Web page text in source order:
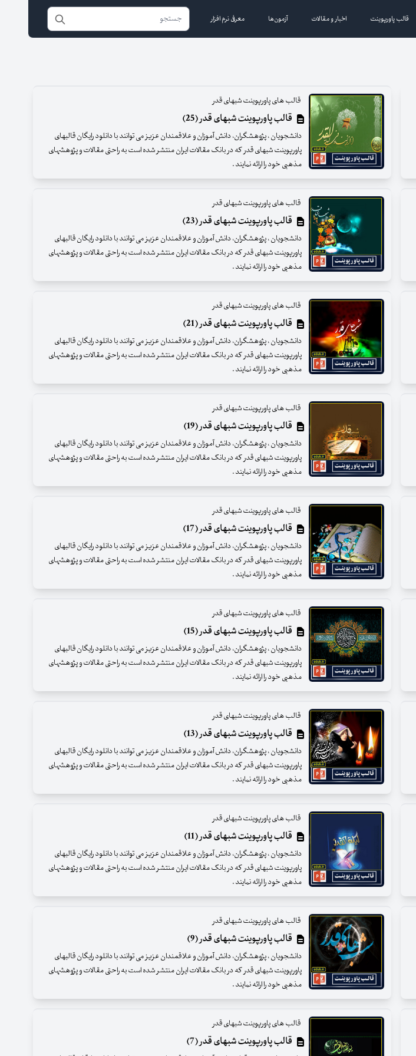
قالب پاورپوینت اخبار و مقالات آزمون‌ها معرفی نرم افزار
قالب های پاورپوینت شبهای قدر
قالب پاورپوینت شبهای قدر (25)
دانشجویان ، پژوهشگران، دانش آموزان و علاقمندان عزیز می توانند با دانلود رایگان قالبهای
پاورپوینت شبهای قدر که در بانک مقالات ایران منتشر شده است به راحتی مقالات و پژوهشهای
مذهبی خود را ارائه نمایند .
قالب های پاورپوینت شبهای قدر
قالب پاورپوینت شبهای قدر (23)
دانشجویان ، پژوهشگران، دانش آموزان و علاقمندان عزیز می توانند با دانلود رایگان قالبهای
پاورپوینت شبهای قدر که در بانک مقالات ایران منتشر شده است به راحتی مقالات و پژوهشهای
مذهبی خود را ارائه نمایند .
قالب های پاورپوینت شبهای قدر
قالب پاورپوینت شبهای قدر (21)
دانشجویان ، پژوهشگران، دانش آموزان و علاقمندان عزیز می توانند با دانلود رایگان قالبهای
پاورپوینت شبهای قدر که در بانک مقالات ایران منتشر شده است به راحتی مقالات و پژوهشهای
مذهبی خود را ارائه نمایند .
قالب های پاورپوینت شبهای قدر
قالب پاورپوینت شبهای قدر (19)
دانشجویان ، پژوهشگران، دانش آموزان و علاقمندان عزیز می توانند با دانلود رایگان قالبهای
پاورپوینت شبهای قدر که در بانک مقالات ایران منتشر شده است به راحتی مقالات و پژوهشهای
مذهبی خود را ارائه نمایند .
قالب های پاورپوینت شبهای قدر
قالب پاورپوینت شبهای قدر (17)
دانشجویان ، پژوهشگران، دانش آموزان و علاقمندان عزیز می توانند با دانلود رایگان قالبهای
پاورپوینت شبهای قدر که در بانک مقالات ایران منتشر شده است به راحتی مقالات و پژوهشهای
مذهبی خود را ارائه نمایند .
قالب های پاورپوینت شبهای قدر
قالب پاورپوینت شبهای قدر (15)
دانشجویان ، پژوهشگران، دانش آموزان و علاقمندان عزیز می توانند با دانلود رایگان قالبهای
پاورپوینت شبهای قدر که در بانک مقالات ایران منتشر شده است به راحتی مقالات و پژوهشهای
مذهبی خود را ارائه نمایند .
قالب های پاورپوینت شبهای قدر
قالب پاورپوینت شبهای قدر (13)
دانشجویان ، پژوهشگران، دانش آموزان و علاقمندان عزیز می توانند با دانلود رایگان قالبهای
پاورپوینت شبهای قدر که در بانک مقالات ایران منتشر شده است به راحتی مقالات و پژوهشهای
مذهبی خود را ارائه نمایند .
قالب های پاورپوینت شبهای قدر
قالب پاورپوینت شبهای قدر (11)
دانشجویان ، پژوهشگران، دانش آموزان و علاقمندان عزیز می توانند با دانلود رایگان قالبهای
پاورپوینت شبهای قدر که در بانک مقالات ایران منتشر شده است به راحتی مقالات و پژوهشهای
مذهبی خود را ارائه نمایند .
قالب های پاورپوینت شبهای قدر
قالب پاورپوینت شبهای قدر (9)
دانشجویان ، پژوهشگران، دانش آموزان و علاقمندان عزیز می توانند با دانلود رایگان قالبهای
پاورپوینت شبهای قدر که در بانک مقالات ایران منتشر شده است به راحتی مقالات و پژوهشهای
مذهبی خود را ارائه نمایند .
قالب های پاورپوینت شبهای قدر
قالب پاورپوینت شبهای قدر (7)